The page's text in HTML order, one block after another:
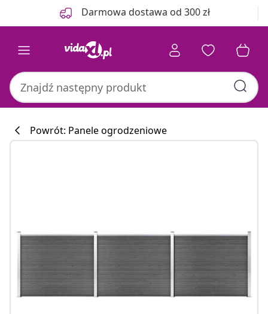
Darmowa dostawa od 300 zł
Powrót: Panele ogrodzeniowe